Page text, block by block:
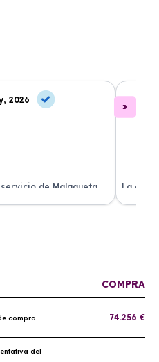
2026
de Malagueta
condiciones y el
La
ha
COMPRA
compra 74.256 €
del